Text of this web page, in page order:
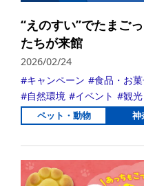
“えのすい”でたまご
たちが来館
2026/02/24
キャンペーン
食品・お
自然環境
イベント 観
ペット・動物 神